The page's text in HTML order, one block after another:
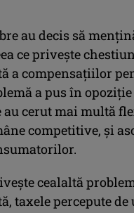
au decis să
ce priveşte
a compensaţiilor
a pus în
au cerut mai multă
competitive, şi
cealaltă
taxele percepute